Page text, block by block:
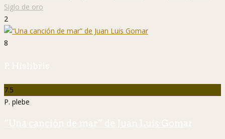
Siglo de oro
2
8
P. Hislibris
7.5
P. plebe
“Una canción de mar” de Juan Luis Gomar